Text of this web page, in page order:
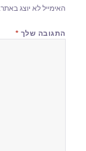
האימייל לא יוצג באתר.
התגובה שלך *